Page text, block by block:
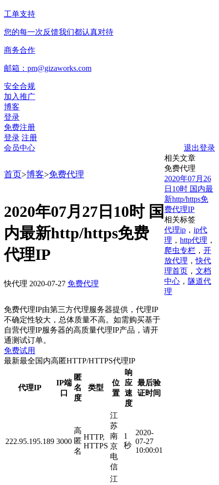
工单支持
您的每一次反馈我们都认真对待
商务合作
邮箱：pm@gizaworks.com
安全合规
加入推广
博客
登录
免费注册
登录 注册
会员中心
退出登录
首页>博客>免费代理
2020年07月27日10时 国
内最新http/https免费
代理IP
快代理 2020-07-27 免费代理
免费代理IP由第三方代理服务器提供，代理IP
不确定性较大，总体质量不高。如需购买基于
自营代理IP服务器的高质量代理IP产品，请开
通测试订单。
免费试用
最新最全国内高匿HTTP/HTTPS代理IP
代理IP
IP端
口
匿
名
度
类型
位
置
响
应
速
度
最后验
证时间
222.95.195.189 3000
高
匿
名
HTTP,
HTTPS
江
苏
南
京
电
信
1
秒
2020-
07-27
10:00:01
江
相关文章
免费代理
2020年07月26
日10时 国内最
新http/https免
费代理IP
相关标签
代理ip ， ip代
理 ， http代理 ，
爬虫专栏 ， 开
放代理 ，快代
理首页 ， 文档
中心 ， 隧道代
理